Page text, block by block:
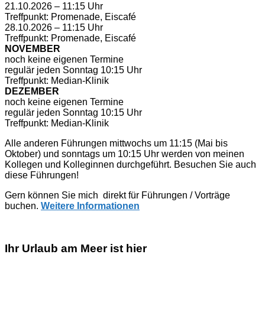
21.10.2026 – 11:15 Uhr
Treffpunkt: Promenade, Eiscafé
28.10.2026 – 11:15 Uhr
Treffpunkt: Promenade, Eiscafé
NOVEMBER
noch keine eigenen Termine
regulär jeden Sonntag 10:15 Uhr
Treffpunkt: Median-Klinik
DEZEMBER
noch keine eigenen Termine
regulär jeden Sonntag 10:15 Uhr
Treffpunkt: Median-Klinik
Alle anderen Führungen mittwochs um 11:15 (Mai bis
Oktober) und sonntags um 10:15 Uhr werden von meinen
Kollegen und Kolleginnen durchgeführt. Besuchen Sie auch
diese Führungen!
Gern können Sie mich direkt für Führungen / Vorträge
buchen. Weitere Informationen
Ihr Urlaub am Meer ist hier